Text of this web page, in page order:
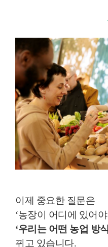
이제 중요한 질문은
‘농장이 어디에 있어
‘우리는 어떤 농업 방
뀌고 있습니다.